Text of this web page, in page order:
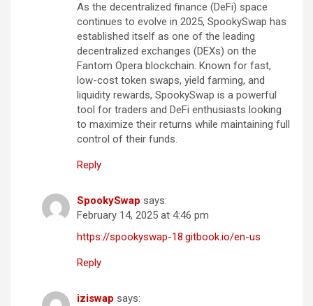
As the decentralized finance (DeFi) space
continues to evolve in 2025, SpookySwap has
established itself as one of the leading
decentralized exchanges (DEXs) on the
Fantom Opera blockchain. Known for fast,
low-cost token swaps, yield farming, and
liquidity rewards, SpookySwap is a powerful
tool for traders and DeFi enthusiasts looking
to maximize their returns while maintaining full
control of their funds.
Reply
SpookySwap says:
February 14, 2025 at 4:46 pm
https://spookyswap-18.gitbook.io/en-us
Reply
iziswap says: